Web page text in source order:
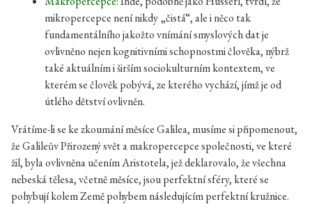
mikropercepce není nikdy „čistá“, ale i něco tak
fundamentálního jakožto vnímání smyslových dat je
ovlivněno nejen kognitivními schopnostmi člověka, nýbrž
také aktuálním i širším sociokulturním kontextem, ve
kterém se člověk pobývá, ze kterého vychází, jímž je od
útlého dětství ovlivněn.
Vrátíme-li se ke zkoumání měsíce Galilea, musíme si připomenout,
že Galileův Přirozený svět a makropercepce společnosti, ve které
žil, byla ovlivněna učením Aristotela, jež deklarovalo, že všechna
nebeská tělesa, včetně měsíce, jsou perfektní sféry, které se
pohybují kolem Země pohybem následujícím perfektní kružnice.